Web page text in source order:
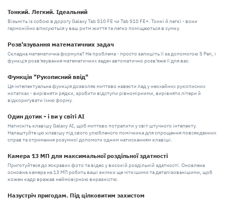
Тонкий. Легкий. Ідеальний
Візьміть із собою в дорогу Galaxy Tab S10 FE чи Tab S10 FE+. Тонкі й легкі - вони
гармонійно вписуються у ваш ритм життя та легко поміщаються в сумку.
Розв'язування математичних задач
Складна математична формула? Не проблема - просто запишіть її за допомогою S Pen, і
функція розв'язування математичних задач автоматично розв’яже її для вас.
Функція "Рукописний ввід"
Ця інтелектуальна функція дозволяє миттєво навести лад у неохайних рукописних
нотатках - вирівняти рядки, зробити відступи рівномірними, вирівняти літери й
відкоригувати їхню форму.
Один дотик - і ви у світі AI
Натисніть клавішу Galaxy AI, щоб миттєво потрапити у світ штучного інтелекту.
Налаштуйте цю клавішу під свого улюбленого помічника для спрощення повсякденних
справ та отримання розумної допомоги одним натисканням клавіші.
Камера 13 МП для максимальної роздільної здатності
Приготуйтеся до яскравих фото та відео у високій роздільній здатності. Оновлена
основна камера на 13 МП робить ваші знімки ще чіткішими та деталізованішими, щоб
кожен кадр вражав неймовірною виразністю.
Назустріч пригодам. Під цілковитим захистом